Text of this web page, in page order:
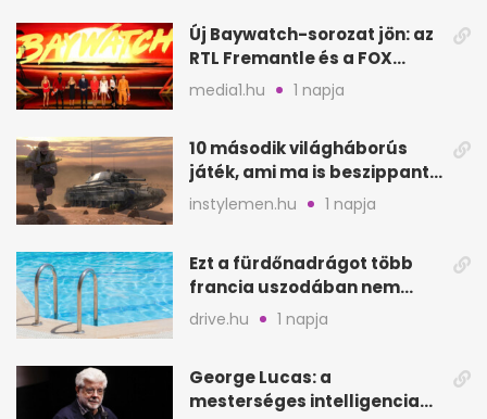
Új Baywatch-sorozat jön: az
RTL Fremantle és a FOX
készíti
media1.hu 1 napja
10 második világháborús
játék, ami ma is beszippant
a képernyő elé
instylemen.hu 1 napja
Ezt a fürdőnadrágot több
francia uszodában nem
fogadják el
drive.hu 1 napja
George Lucas: a
mesterséges intelligencia